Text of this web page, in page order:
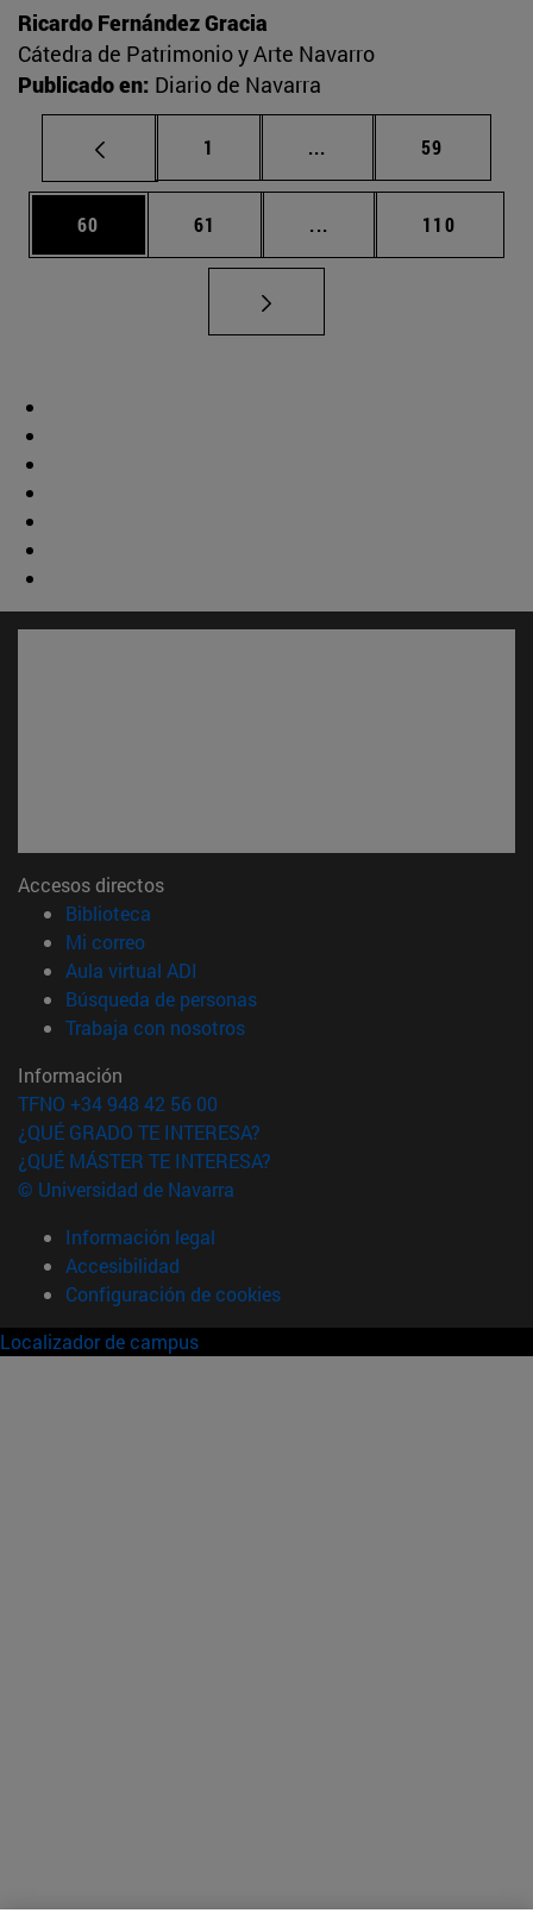
Ricardo Fernández Gracia
Cátedra de Patrimonio y Arte Navarro
Publicado en: Diario de Navarra
Página
1 ... Páginas intermedias
Página
59
Página
60 Página
61 ... Páginas intermedias
Página
110
Accesos directos
Biblioteca
Mi correo(abre en nueva ventana)
Aula virtual ADI
Búsqueda de personas(abre en nueva ventana)
Trabaja con nosotros(abre en nueva ventana)
Información
TFNO +34 948 42 56 00
¿QUÉ GRADO TE INTERESA?
¿QUÉ MÁSTER TE INTERESA?
© Universidad de Navarra
Información legal
Accesibilidad
Configuración de cookies
Localizador de campus